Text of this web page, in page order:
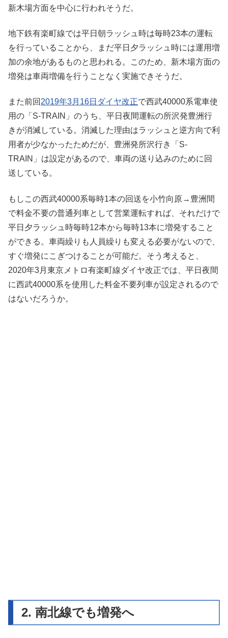
新木場方面を中心に行われそうだ。
地下鉄有楽町線では平日朝ラッシュ時は毎時23本の運転
を行っていることから、まだ平日夕ラッシュ時には運用増
加の余地があるものと思われる。このため、新木場方面の
増発は車両増備を行うことなく実施できそうだ。
また前回2019年3月16日ダイヤ改正で西武40000系電車使
用の「S-TRAIN」のうち、平日夜間運転の所沢発豊洲行
きが消滅している。消滅した理由はラッシュと逆方向で利
用者が少なかったためだが、豊洲発所沢行き「S-
TRAIN」は設定があるので、車両の送り込みのために回
送している。
もしこの西武40000系毎時1本の回送を小竹向原→豊洲間
で料金不要の普通列車として営業運転すれば、それだけで
平日夕ラッシュ時毎時12本から毎時13本に増発すること
ができる。車両繰りも人員繰りも変える必要がないので、
すぐ増発にこぎつけることが可能だ。そう考えると、
2020年3月東京メトロ有楽町線ダイヤ改正では、平日夜間
に西武40000系を使用した料金不要列車が設定されるので
はないだろうか。
2. 南北線でも増発へ